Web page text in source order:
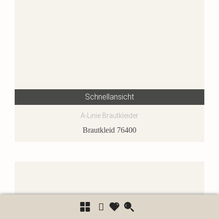
Schnellansicht
A-Linie Brautkleider
Brautkleid 76400